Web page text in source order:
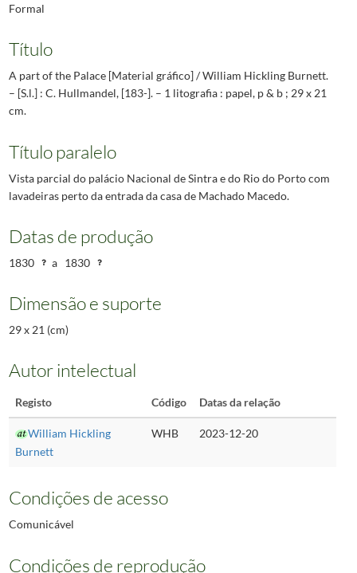
Formal
Título
A part of the Palace [Material gráfico] / William Hickling Burnett.
– [S.l.] : C. Hullmandel, [183-]. – 1 litografia : papel, p & b ; 29 x 21
cm.
Título paralelo
Vista parcial do palácio Nacional de Sintra e do Rio do Porto com
lavadeiras perto da entrada da casa de Machado Macedo.
Datas de produção
1830 a 1830
Dimensão e suporte
29 x 21 (cm)
Autor intelectual
Registo Código Datas da relação
William Hickling
Burnett
WHB 2023-12-20
Condições de acesso
Comunicável
Condições de reprodução